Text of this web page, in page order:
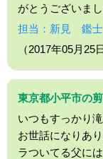
がとうございま
担当：新見 鑑士
（2017年05月25
東京都小平市の
いつもすっかり
お世話になりあ
ラついてる父に